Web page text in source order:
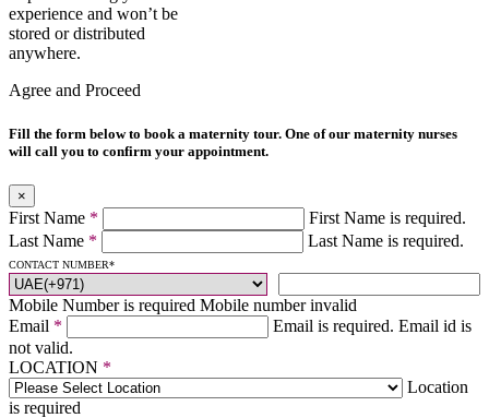
experience and won’t be
stored or distributed
anywhere.
Agree and Proceed
Fill the form below to book a maternity tour. One of our maternity nurses
will call you to confirm your appointment.
×
First Name *
First Name is required.
Last Name * Last Name is required.
CONTACT NUMBER*
Mobile Number is required Mobile number invalid
Email * Email is required. Email id is
not valid.
LOCATION *
Location
is required